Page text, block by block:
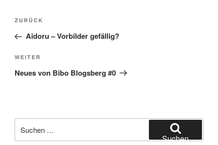
Beitragsnavigation
Vorheriger
Beitrag
ZURÜCK
Aidoru – Vorbilder gefällig?
Nächster
Beitrag
WEITER
Neues von Bibo Blogsberg #0
nach:
Suchen